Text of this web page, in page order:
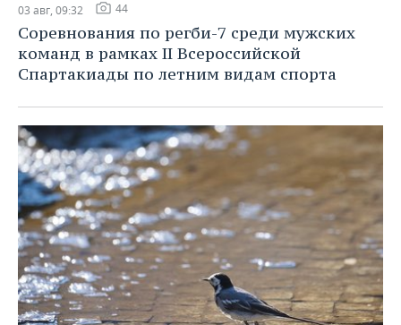
03 авг, 09:32 44
Соревнования по регби-7 среди мужских
команд в рамках II Всероссийской
Спартакиады по летним видам спорта